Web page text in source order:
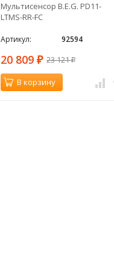
Мультисенсор B.E.G. PD11-
LTMS-RR-FC
Артикул: 92594
20 809 ₽ 23 121₽
В корзину